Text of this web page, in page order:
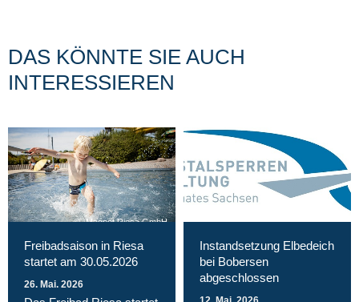
DAS KÖNNTE SIE AUCH
INTERESSIEREN
Magnet Riesa GmbH
Freibadsaison in Riesa
startet am 30.05.2026
26. Mai. 2026
Instandsetzung Elbedeich
bei Bobersen
abgeschlossen